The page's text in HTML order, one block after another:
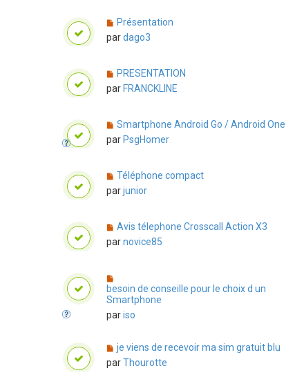
Présentation
pardago3
PRESENTATION
par FRANCKLINE
Smartphone Android Go / Android One
par PsgHomer
Téléphone compact
parjunior
Avis télephone Crosscall Action X3
parnovice85
besoin de conseille pour le choix d un
Smartphone
pariso
je viens de recevoir ma sim gratuit blu
parThourotte